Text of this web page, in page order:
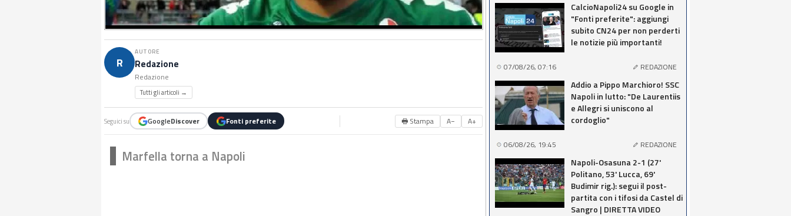
R
AUTORE
Redazione
Redazione
Tutti gli articoli →
Seguici su GoogleDiscover Fonti preferite 🖶 Stampa A− A+
Marfella torna a Napoli
CalcioNapoli24 su Google in
"Fonti preferite": aggiungi
subito CN24 per non perderti
le notizie più importanti!
07/08/26, 07:16 REDAZIONE
Addio a Pippo Marchioro! SSC
Napoli in lutto: "De Laurentiis
e Allegri si uniscono al
cordoglio"
06/08/26, 19:45 REDAZIONE
Napoli-Osasuna 2-1 (27'
Politano, 53' Lucca, 69'
Budimir rig.): segui il post-
partita con i tifosi da Castel di
Sangro | DIRETTA VIDEO